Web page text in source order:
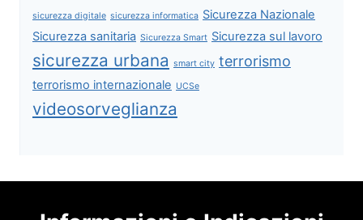
sicurezza digitale sicurezza informatica Sicurezza Nazionale
Sicurezza sanitaria Sicurezza Smart Sicurezza sul lavoro
sicurezza urbana smart city terrorismo
terrorismo internazionale UCSe
videosorveglianza